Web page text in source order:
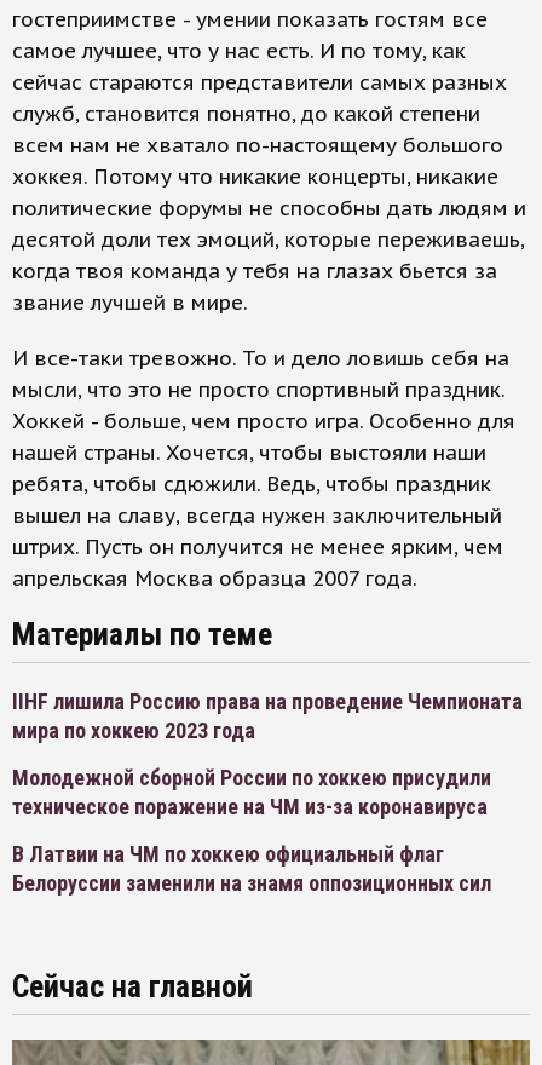
гостеприимстве - умении показать гостям все
самое лучшее, что у нас есть. И по тому, как
сейчас стараются представители самых разных
служб, становится понятно, до какой степени
всем нам не хватало по-настоящему большого
хоккея. Потому что никакие концерты, никакие
политические форумы не способны дать людям и
десятой доли тех эмоций, которые переживаешь,
когда твоя команда у тебя на глазах бьется за
звание лучшей в мире.
И все-таки тревожно. То и дело ловишь себя на
мысли, что это не просто спортивный праздник.
Хоккей - больше, чем просто игра. Особенно для
нашей страны. Хочется, чтобы выстояли наши
ребята, чтобы сдюжили. Ведь, чтобы праздник
вышел на славу, всегда нужен заключительный
штрих. Пусть он получится не менее ярким, чем
апрельская Москва образца 2007 года.
Материалы по теме
IIHF лишила Россию права на проведение Чемпионата
мира по хоккею 2023 года
Молодежной сборной России по хоккею присудили
техническое поражение на ЧМ из-за коронавируса
В Латвии на ЧМ по хоккею официальный флаг
Белоруссии заменили на знамя оппозиционных сил
Сейчас на главной